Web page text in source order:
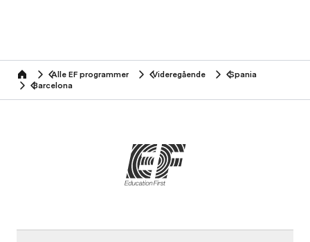
home Alle EF programmer Videregående
Spania
Barcelona